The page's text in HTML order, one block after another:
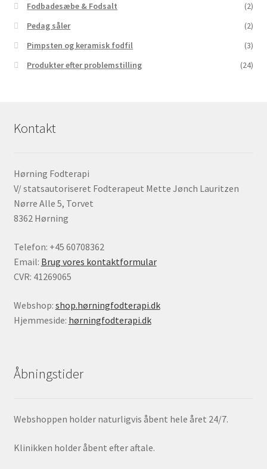
Fodbadesæbe & Fodsalt
(2)
Pedag såler
(2)
Pimpsten og keramisk fodfil
(3)
Produkter efter problemstilling
(24)
Kontakt
Hørning Fodterapi
V/ statsautoriseret Fodterapeut Mette Jønch Lauritzen
Nørre Alle 5, Torvet
8362 Hørning
Telefon: +45 60708362
Email: Brug vores kontaktformular
CVR: 41269065
Webshop: shop.hørningfodterapi.dk
Hjemmeside: hørningfodterapi.dk
Åbningstider
Webshoppen holder naturligvis åbent hele året 24/7.
Klinikken holder åbent efter aftale.